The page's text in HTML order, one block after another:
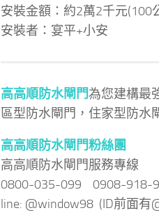
安裝金額：約2萬2千元(100
安裝者：宴平+小安
高高順防水閘門為您建構最
區型防水閘門，住家型防水
高高順防水閘門粉絲團
高高順防水閘門服務專線
0800-035-099 0908-918-
line: @window98 (ID前面有